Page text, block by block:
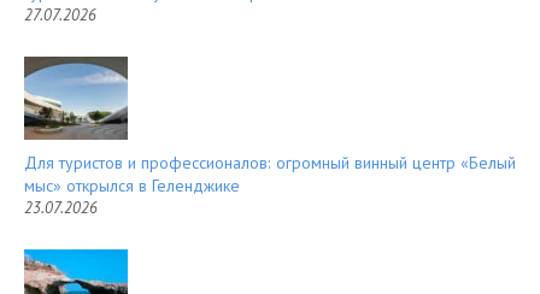
27.07.2026
Для туристов и профессионалов: огромный винный центр «Белый
мыс» открылся в Геленджике
23.07.2026